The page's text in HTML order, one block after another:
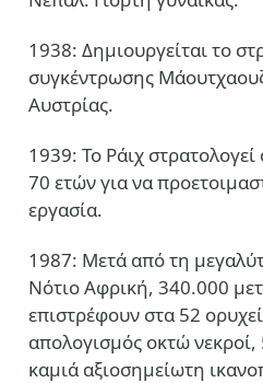
1938: Δημιουργείται το
συγκέντρωσης
Αυστρίας.
1939: Το Ράιχ στρατολογεί
70 ετών για να
εργασία.
1987: Μετά από τη
Νότιο Αφρική, 340.000
επιστρέφουν στα 52
απολογισμός οκτώ
καμιά αξιοσημείωτη